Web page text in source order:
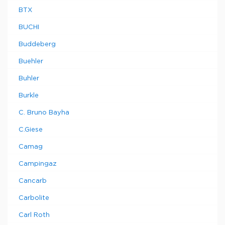
BTX
BUCHI
Buddeberg
Buehler
Buhler
Burkle
C. Bruno Bayha
C.Giese
Camag
Campingaz
Cancarb
Carbolite
Carl Roth